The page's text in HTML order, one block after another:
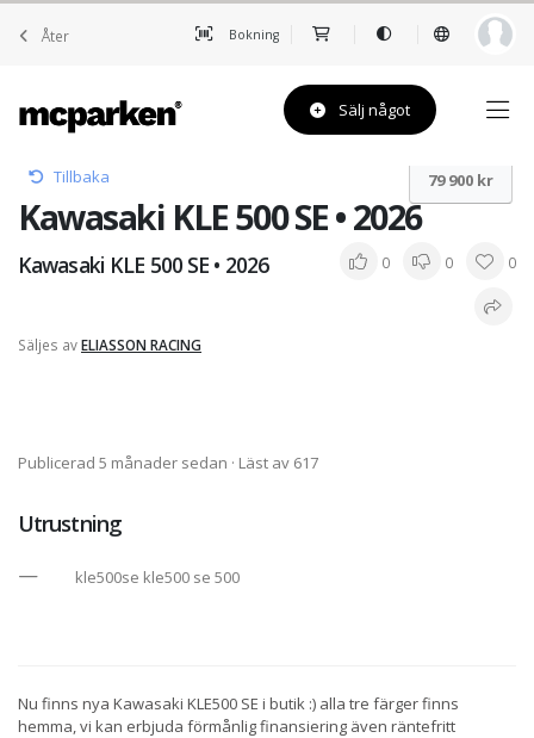
Åter Bokning
Sälj något
Tillbaka
Kawasaki KLE 500 SE • 2026
Kawasaki KLE 500 SE • 2026 0 0 0
Säljes avELIASSON RACING
79 900 kr
Publicerad 5 månader sedan · Läst av 617
Utrustning
kle500se kle500 se 500
Nu finns nya Kawasaki KLE500 SE i butik :) alla tre färger finns
hemma, vi kan erbjuda förmånlig finansiering även räntefritt